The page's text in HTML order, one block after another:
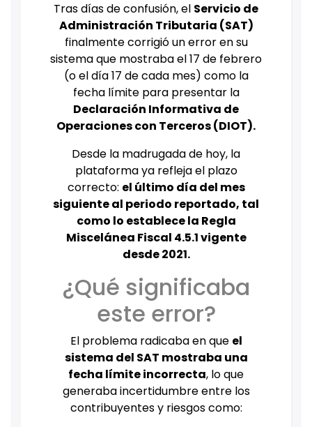
Tras días de confusión, el Servicio de
Administración Tributaria (SAT)
finalmente corrigió un error en su
sistema que mostraba el 17 de febrero
(o el día 17 de cada mes) como la
fecha límite para presentar la
Declaración Informativa de
Operaciones con Terceros (DIOT).
Desde la madrugada de hoy, la
plataforma ya refleja el plazo
correcto: el último día del mes
siguiente al periodo reportado, tal
como lo establece la Regla
Miscelánea Fiscal 4.5.1 vigente
desde 2021.
¿Qué significaba
este error?
El problema radicaba en que el
sistema del SAT mostraba una
fecha límite incorrecta, lo que
generaba incertidumbre entre los
contribuyentes y riesgos como: